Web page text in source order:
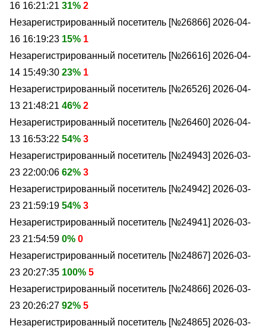
16 16:21:21 31% 2
Незарегистрированный посетитель [№26866] 2026-04-
16 16:19:23 15% 1
Незарегистрированный посетитель [№26616] 2026-04-
14 15:49:30 23% 1
Незарегистрированный посетитель [№26526] 2026-04-
13 21:48:21 46% 2
Незарегистрированный посетитель [№26460] 2026-04-
13 16:53:22 54% 3
Незарегистрированный посетитель [№24943] 2026-03-
23 22:00:06 62% 3
Незарегистрированный посетитель [№24942] 2026-03-
23 21:59:19 54% 3
Незарегистрированный посетитель [№24941] 2026-03-
23 21:54:59 0% 0
Незарегистрированный посетитель [№24867] 2026-03-
23 20:27:35 100% 5
Незарегистрированный посетитель [№24866] 2026-03-
23 20:26:27 92% 5
Незарегистрированный посетитель [№24865] 2026-03-